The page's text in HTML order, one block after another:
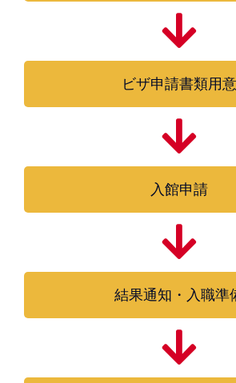
ビザ申請書類用意
入館申請
結果通知・入職準